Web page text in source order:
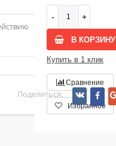
В КОРЗИНУ
Купить в 1 клик
Сравнение
Избранное
Поделиться: